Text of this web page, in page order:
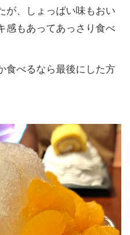
が、しょっぱい味もおい
感もあってあっさり食べ
食べるなら最後にした方